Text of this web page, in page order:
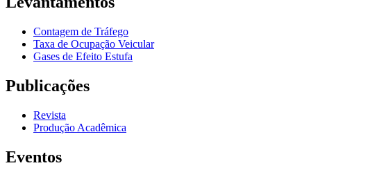
Contagem de Tráfego
Taxa de Ocupação Veicular
Gases de Efeito Estufa
Publicações
Revista
Produção Acadêmica
Eventos